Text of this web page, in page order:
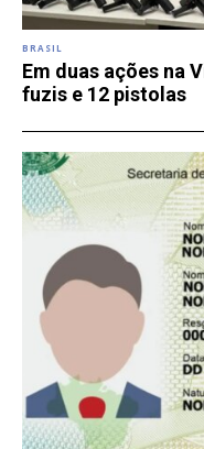
BRASIL
Em duas ações na
fuzis e 12 pistolas